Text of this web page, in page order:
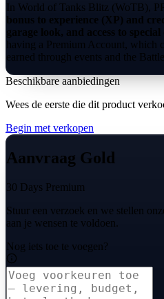
In World of Tanks Blitz (WoTB),
bonus to experience (XP) and
garage look, and access to special
having a Premium Account, which
earned through events and the Battle
Beschikbare aanbiedingen
Wees de eerste die dit product
Begin met verkopen
Aanvraag Gold
30 Days Premium
Stuur een verzoek en we stellen
aan je wensen te voldoen.
Nog iets toe te voegen?